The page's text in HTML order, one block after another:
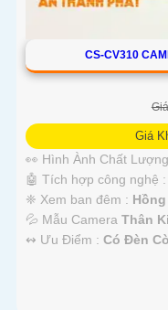
CS-CV310
Giá
👀 Hình Ành Chất
🤖️ Tích hợp công nghệ :
❈ Xem ban đêm :
💦 Mẫu Camera Thân
️↭ Ưu Điểm : Có Đèn